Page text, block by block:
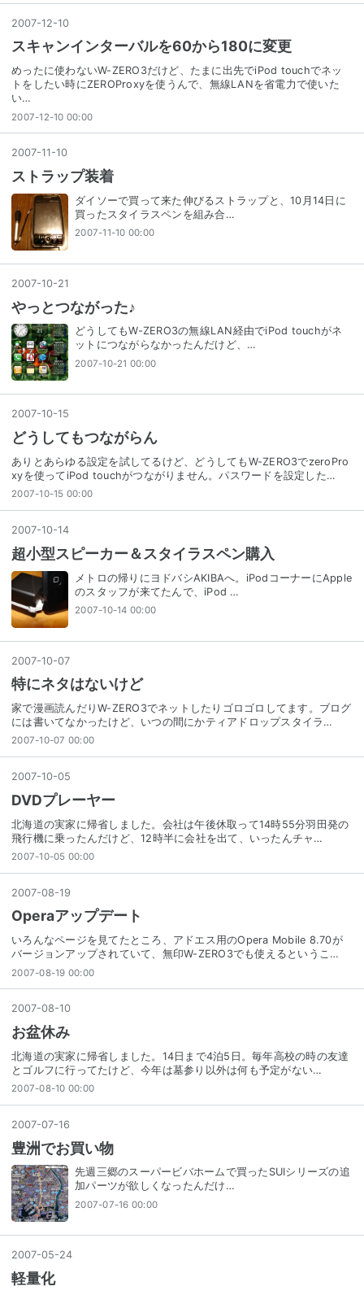
2007-12-10
スキャンインターバルを60から180に変更
めったに使わないW-ZERO3だけど、たまに出先でiPod touchでネッ
トをしたい時にZEROProxyを使うんで、無線LANを省電力で使いた
い…
2007-12-10 00:00
2007-11 -10
ストラップ装着
ダイソーで買って来た伸びるストラップと、10月14日に
買ったスタイラスペンを組み合…
2007-11-10 00:00
2007-10-21
やっとつながった♪
どうしてもW-ZERO3の無線LAN経由でiPod touchがネ
ットにつながらなかったんだけど、…
2007-10-21 00:00
2007-10-15
どうしてもつながらん
ありとあらゆる設定を試してるけど、どうしてもW-ZERO3でzeroPro
xyを使ってiPod touchがつながりません。パスワードを設定した…
2007-10-15 00:00
2007-10-14
超小型スピーカー＆スタイラスペン購入
メトロの帰りにヨドバシAKIBAへ。iPodコーナーにApple
のスタッフが来てたんで、iPod …
2007-10-14 00:00
2007-10-07
特にネタはないけど
家で漫画読んだりW-ZERO3でネットしたりゴロゴロしてます。ブログ
には書いてなかったけど、いつの間にかティアドロップスタイラ…
2007-10-07 00:00
2007-10-05
DVDプレーヤー
北海道の実家に帰省しました。会社は午後休取って14時55分羽田発の
飛行機に乗ったんだけど、12時半に会社を出て、いったんチャ…
2007-10-05 00:00
2007-08-19
Operaアップデート
いろんなページを見てたところ、アドエス用のOpera Mobile 8.70が
バージョンアップされていて、無印W-ZERO3でも使えるというこ…
2007-08-19 00:00
2007-08-10
お盆休み
北海道の実家に帰省しました。14日まで4泊5日。毎年高校の時の友達
とゴルフに行ってたけど、今年は墓参り以外は何も予定がない…
2007-08-10 00:00
2007-07-16
豊洲でお買い物
先週三郷のスーパービバホームで買ったSUIシリーズの追
加パーツが欲しくなったんだけ…
2007-07-16 00:00
2007-05-24
軽量化